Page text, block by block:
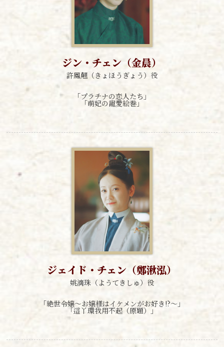
ジン・チェン（金晨）
許鳳翹（きょほうぎょう）役
「プラチナの恋人たち」
「萌妃の寵愛絵巻」
ジェイド・チェン（鄭湫泓）
姚滴珠（ようてきしゅ）役
「絶世令嬢～お嬢様はイケメンがお好き!?～」
「這丫環我用不起（原題）」